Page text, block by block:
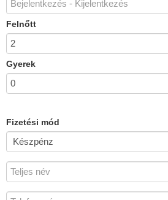
Felnőtt
Gyerek
Fizetési mód